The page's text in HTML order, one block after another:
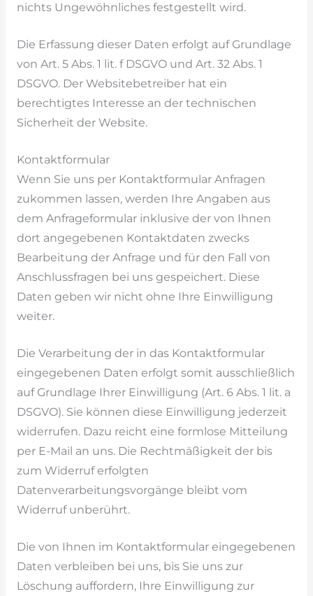
nichts Ungewöhnliches festgestellt wird.
Die Erfassung dieser Daten erfolgt auf Grundlage
von Art. 5 Abs. 1 lit. f DSGVO und Art. 32 Abs. 1
DSGVO. Der Websitebetreiber hat ein
berechtigtes Interesse an der technischen
Sicherheit der Website.
Kontaktformular
Wenn Sie uns per Kontaktformular Anfragen
zukommen lassen, werden Ihre Angaben aus
dem Anfrageformular inklusive der von Ihnen
dort angegebenen Kontaktdaten zwecks
Bearbeitung der Anfrage und für den Fall von
Anschlussfragen bei uns gespeichert. Diese
Daten geben wir nicht ohne Ihre Einwilligung
weiter.
Die Verarbeitung der in das Kontaktformular
eingegebenen Daten erfolgt somit ausschließlich
auf Grundlage Ihrer Einwilligung (Art. 6 Abs. 1 lit. a
DSGVO). Sie können diese Einwilligung jederzeit
widerrufen. Dazu reicht eine formlose Mitteilung
per E-Mail an uns. Die Rechtmäßigkeit der bis
zum Widerruf erfolgten
Datenverarbeitungsvorgänge bleibt vom
Widerruf unberührt.
Die von Ihnen im Kontaktformular eingegebenen
Daten verbleiben bei uns, bis Sie uns zur
Löschung auffordern, Ihre Einwilligung zur